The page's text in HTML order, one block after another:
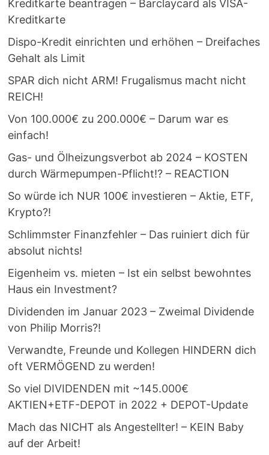
Kreditkarte beantragen – Barclaycard als VISA-
Kreditkarte
Dispo-Kredit einrichten und erhöhen – Dreifaches
Gehalt als Limit
SPAR dich nicht ARM! Frugalismus macht nicht
REICH!
Von 100.000€ zu 200.000€ – Darum war es
einfach!
Gas- und Ölheizungsverbot ab 2024 – KOSTEN
durch Wärmepumpen-Pflicht!? – REACTION
So würde ich NUR 100€ investieren – Aktie, ETF,
Krypto?!
Schlimmster Finanzfehler – Das ruiniert dich für
absolut nichts!
Eigenheim vs. mieten – Ist ein selbst bewohntes
Haus ein Investment?
Dividenden im Januar 2023 – Zweimal Dividende
von Philip Morris?!
Verwandte, Freunde und Kollegen HINDERN dich
oft VERMÖGEND zu werden!
So viel DIVIDENDEN mit ~145.000€
AKTIEN+ETF-DEPOT in 2022 + DEPOT-Update
Mach das NICHT als Angestellter! – KEIN Baby
auf der Arbeit!